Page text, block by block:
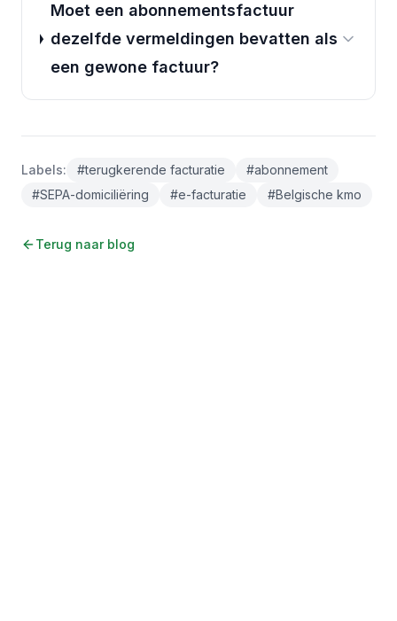
Moet een abonnementsfactuur
dezelfde vermeldingen bevatten als
een gewone factuur?
Labels: #terugkerende facturatie #abonnement
#SEPA-domiciliëring #e-facturatie #Belgische kmo
Terug naar blog